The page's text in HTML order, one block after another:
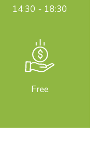
14:30 - 18:30
Free